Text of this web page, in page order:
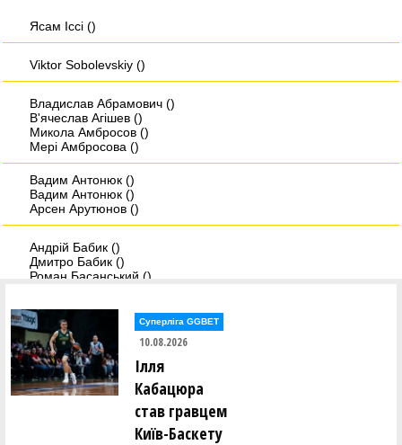
Ясам Iссi ()
Viktor Sobolevskiy ()
Владислав Абрамович ()
В'ячеслав Агішев ()
Микола Амбросов ()
Мері Амбросова ()
Вадим Антонюк ()
Вадим Антонюк ()
Арсен Арутюнов ()
Андрій Бабик ()
Дмитро Бабик ()
Роман Басанський ()
Андрій Біленко ()
Христина Бобанич ()
Дмитро Бовсунюк ()
Микита Богатирьов ()
Віктор Боженар ()
Суперліга GGBET
10.08.2026
Ілля
Кабацюра
став гравцем
Київ-Баскету